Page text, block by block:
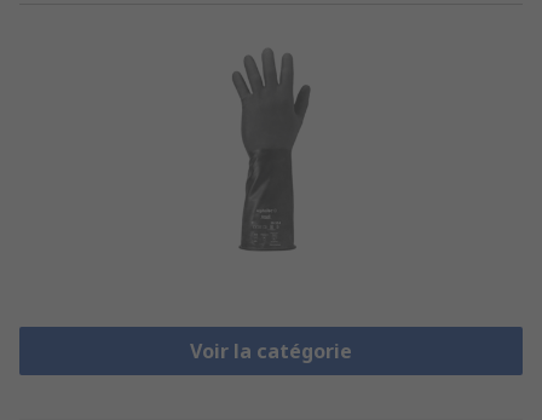
Voir la catégorie